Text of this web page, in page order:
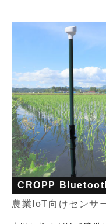
CROPP
農業IoT向けセンサ